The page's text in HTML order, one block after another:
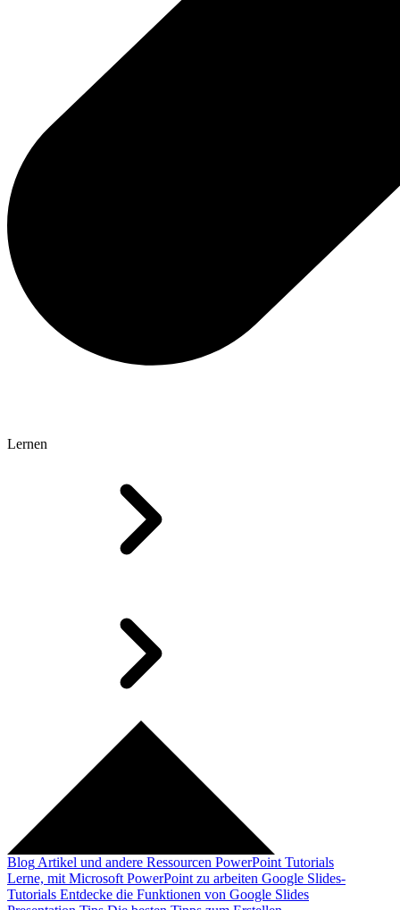
Lernen
Blog Artikel und andere Ressourcen PowerPoint Tutorials
Lerne, mit Microsoft PowerPoint zu arbeiten Google Slides-
Tutorials Entdecke die Funktionen von Google Slides